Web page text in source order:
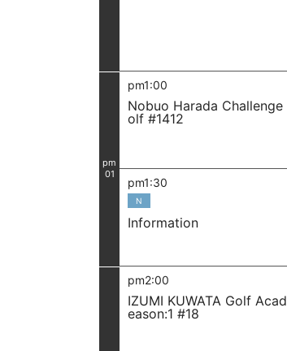
pm
01
pm1:00
Nobuo Harada Challenge
olf #1412
pm1:30
N
Information
pm2:00
IZUMI KUWATA Golf
eason:1 #18